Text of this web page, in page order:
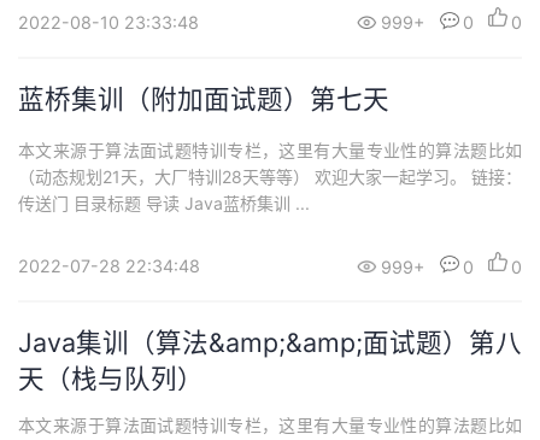
课
程
的
认
我
的
验
我
收
藏
术
支
持
云
声
建
议
2022-08-10 23:33:48 999+ 0 0
蓝桥集训（附加面试题）第七天
本文来源于算法面试题特训专栏，这里有大量专业性的算法题比如
（动态规划21天，大厂特训28天等等） 欢迎大家一起学习。 链接：
传送门 目录标题 导读 Java蓝桥集训 ...
2022-07-28 22:34:48 999+ 0 0
Java集训（算法&amp;&amp;面试题）第八
天（栈与队列）
本文来源于算法面试题特训专栏，这里有大量专业性的算法题比如